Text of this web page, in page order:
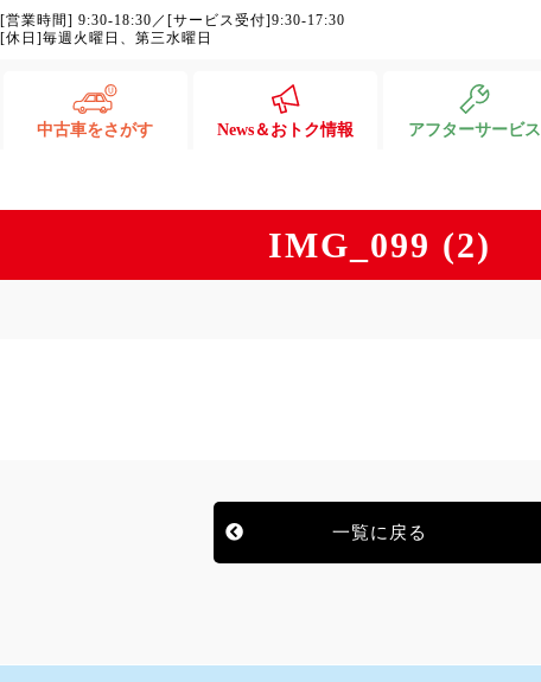
[営業時間] 9:30-18:30／[サービス受付]9:30-17:30
[休日]毎週火曜日、第三水曜日
中古車をさがす News＆おトク情報 アフターサービス
IMG_099 (2)
一覧に戻る